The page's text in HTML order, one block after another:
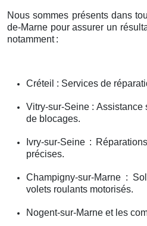
Nous sommes présents dans
de-Marne pour assurer un
notamment :
Créteil : Services de
Vitry-sur-Seine : Assistance
de blocages.
Ivry-sur-Seine :
précises.
Champigny-sur-Marne :
volets roulants motorisés.
Nogent-sur-Marne et les